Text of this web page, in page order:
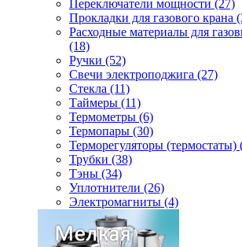
Переключатели мощности (27)
Прокладки для газового крана
Расходные материалы для
(18)
Ручки (52)
Свечи электроподжига (27)
Стекла (11)
Таймеры (11)
Термометры (6)
Термопары (30)
Терморегуляторы (термостаты)
Трубки (38)
Тэны (34)
Уплотнители (26)
Электромагниты (4)